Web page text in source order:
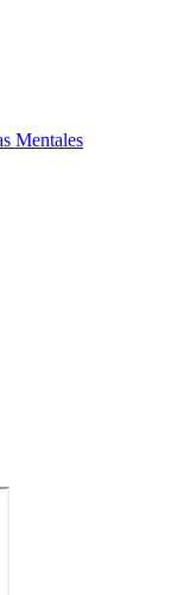
Mentales